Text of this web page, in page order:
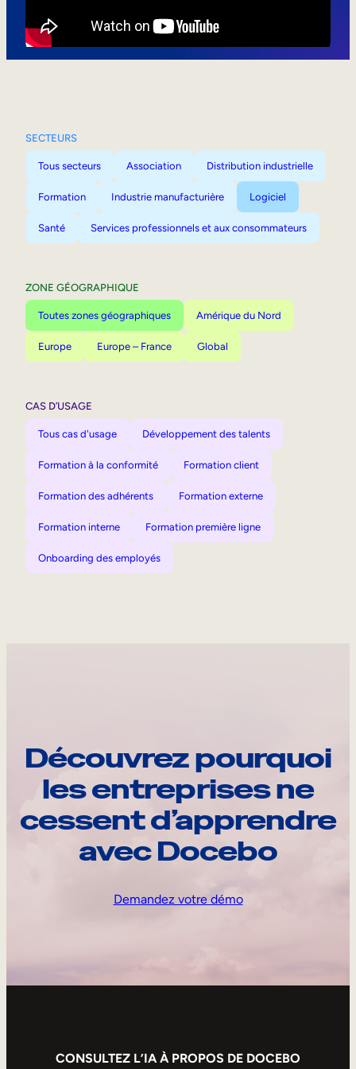
SECTEURS
Tous secteurs Association Distribution industrielle
Formation Industrie manufacturière Logiciel
Santé Services professionnels et aux consommateurs
ZONE GÉOGRAPHIQUE
Toutes zones géographiques Amérique du Nord
Europe Europe – France Global
CAS D’USAGE
Tous cas d'usage Développement des talents
Formation à la conformité Formation client
Formation des adhérents Formation externe
Formation interne Formation première ligne
Onboarding des employés
Découvrez pourquoi
les entreprises ne
cessent d’apprendre
avec Docebo
Demandez votre démo
CONSULTEZ L’IA À PROPOS DE DOCEBO